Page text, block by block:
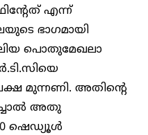
എന്ന്
ഭാഗമായി
പൊതുമേഖലാ
മുന്നണി. അതിന്റെ
അതു
ഷെഡ്യൂൾ